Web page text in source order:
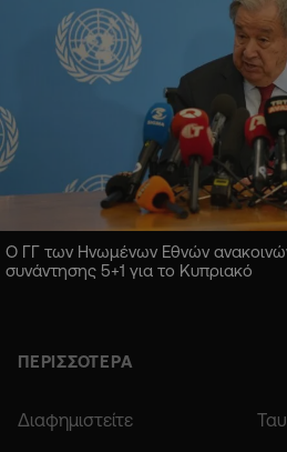
Ο ΓΓ των Ηνωμένων Εθνών
συνάντησης 5+1 για το Κυπριακό
ΠΕΡΙΣΣΟΤΕΡΑ
Διαφημιστείτε